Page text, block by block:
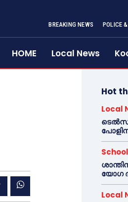
BREAKING NEWS POLICE
HOME Local News
Hot
Local
യോഗ
Local